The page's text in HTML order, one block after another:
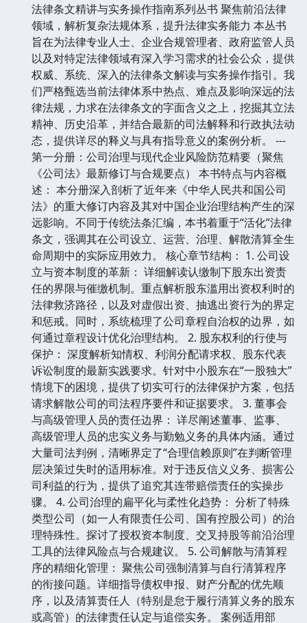
法律条文精讲与实务操作指南系列丛书 聚焦前沿法律
领域，解析复杂法规体系，提升法律实务能力 本丛书
旨在为法律专业人士、企业合规管理者、政府监管人员
以及对特定法律领域有深入学习需求的社会公众，提供
权威、系统、深入的法律条文解读与实务操作指引。我
们严格甄选当前法律体系中热点、难点及影响深远的法
律法规，力求在法律条文的字面含义之上，挖掘其立法
精神、历史沿革，并结合最新的司法解释和行政执法动
态，提供详尽的释义与具有指导意义的案例分析。 ---
第一分册：公司治理与现代企业风险防范精要（聚焦
《公司法》最新修订与合规要点） 本书特点与内容概
述： 本分册深入剖析了近年来《中华人民共和国公司
法》的重大修订内容及其对中国企业治理结构产生的深
远影响。不同于传统法条汇编，本书着重于“活化”法律
条文，强调其在公司设立、运营、治理、解散清算全生
命周期中的实际应用效力。 核心章节结构： 1. 公司设
立与资本制度的革新： 详细解读认缴制下股东出资责
任的界限与催缴机制。重点解析股东滥用出资权利时的
法律救济路径，以及对虚假出资、抽逃出资行为的界定
和惩戒。同时，系统梳理了公司章程自治权的边界，如
何通过章程设计优化治理结构。 2. 股东权利的行使与
保护： 深度解析知情权、利润分配请求权、股东代表
诉讼制度的最新实践要求。针对中小股东在“一股独大”
情境下的困境，提供了切实可行的法律保护方案，包括
请求解散公司的司法程序要件和证据要求。 3. 董事会
与高级管理人员的责任边界： 详尽阐述董事、监事、
高级管理人员的忠实义务与勤勉义务的具体内涵。通过
大量司法判例，清晰界定了“合理信赖原则”在判断管理
层决策过失时的适用标准。对于违反信义义务、损害公
司利益的行为，提供了追究其连带赔偿责任的实操步
骤。 4. 公司治理的扁平化与柔性化趋势： 分析了特殊
类型公司（如一人有限责任公司、国有控股公司）的治
理特殊性。探讨了授权资本制度、交叉持股等前沿治理
工具的法律风险点与合规建议。 5. 公司解散与清算程
序的精细化管理： 聚焦公司强制清算与自行清算程序
的衔接问题。详细指导债权申报、财产分配的优先顺
序，以及清算责任人（特别是怠于履行清算义务的股东
或高管）的法律责任认定与追偿实务。 案例适用部